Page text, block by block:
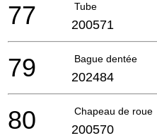
Tube
77 200571
Bague dentée
79 202484
Chapeau de roue
80 200570